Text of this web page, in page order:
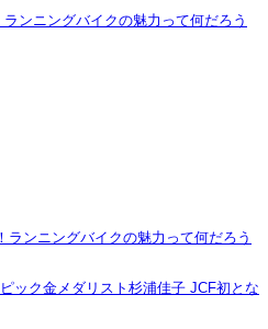
ンニングバイクの魅力って何だろう
ンニングバイクの魅力って何だろう
ック金メダリスト杉浦佳子 JCF初とな